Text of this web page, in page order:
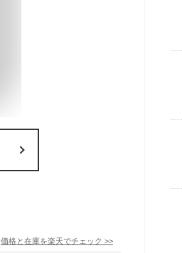
価格と在庫を楽天でチェック >>